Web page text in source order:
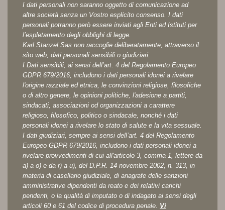
I dati personali non saranno oggetto di comunicazione ad
altre società senza un Vostro esplicito consenso. I dati
personali potranno però essere inviati agli Enti ed Istituti per
l’espletamento degli obblighi di legge.
Karl Stanzel Sas non raccoglie deliberatamente, attraverso il
sito web, dati personali sensibili o giudiziari.
I Dati sensibili, ai sensi dell’art. 4 del Regolamento Europeo
GDPR 679/2016, includono i dati personali idonei a rivelare
l'origine razziale ed etnica, le convinzioni religiose, filosofiche
o di altro genere, le opinioni politiche, l'adesione a partiti,
sindacati, associazioni od organizzazioni a carattere
religioso, filosofico, politico o sindacale, nonché i dati
personali idonei a rivelare lo stato di salute e la vita sessuale.
I dati giudiziari, sempre ai sensi dell’art. 4 del Regolamento
Europeo GDPR 679/2016, includono i dati personali idonei a
rivelare provvedimenti di cui all'articolo 3, comma 1, lettere da
a) a o) e da r) a u), del D.P.R. 14 novembre 2002, n. 313, in
materia di casellario giudiziale, di anagrafe delle sanzioni
amministrative dipendenti da reato e dei relativi carichi
pendenti, o la qualità di imputato o di indagato ai sensi degli
articoli 60 e 61 del codice di procedura penale. Vi